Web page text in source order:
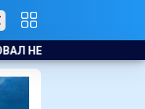
120 % ГОДОВЫХ